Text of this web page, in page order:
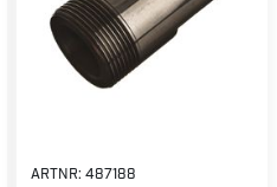
ARTNR: 487188